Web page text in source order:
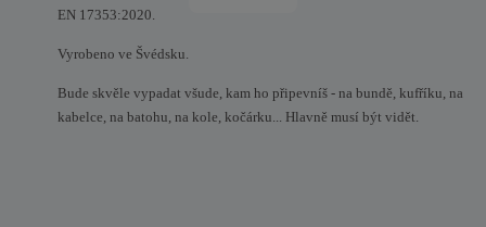
EN 17353:2020
Vyrobeno ve Švédsku.
Bude skvěle vypadat všude, kam ho připevníš - na bundě, kufříku, na
kabelce, na batohu, na kole, kočárku... Hlavně musí být vidět.